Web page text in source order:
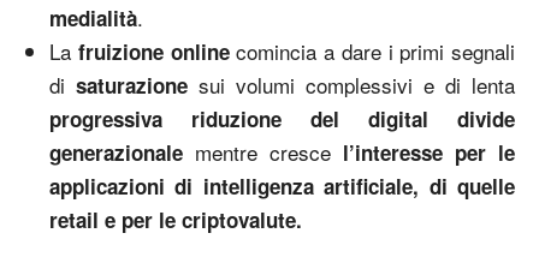
medialità.
La fruizione onlinecomincia a dare i primi segnali
di saturazione sui volumi complessivi e di lenta
progressiva riduzione del digital divide
generazionale mentre cresce l’interesse per le
applicazioni di intelligenza artificiale, di quelle
retail e per le criptovalute.